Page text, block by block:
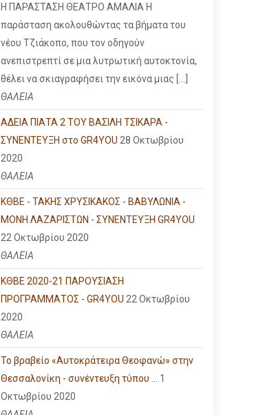
Η ΠΑΡΑΣΤΑΣΗ ΘΕΑΤΡΟ ΑΜΑΛΙΑ Η
παράσταση ακολουθώντας τα βήματα του
νέου Τζιάκοπο, που τον οδηγούν
ανεπιστρεπτί σε μια λυτρωτική αυτοκτονία,
θέλει να σκιαγραφήσει την εικόνα μιας […]
ΘΑΛΕΙΑ
ΑΔΕΙΑ ΠΙΑΤΑ 2 ΤΟΥ ΒΑΣΙΛΗ ΤΣΙΚΑΡΑ -
ΣΥΝΕΝΤΕΥΞΗ στο GR4YOU 28 Οκτωβρίου
2020
ΘΑΛΕΙΑ
ΚΘΒΕ - ΤΑΚΗΣ ΧΡΥΣΙΚΑΚΟΣ - ΒΑΒΥΛΩΝΙΑ -
ΜΟΝΗ ΛΑΖΑΡΙΣΤΩΝ - ΣΥΝΕΝΤΕΥΞΗ GR4YOU
22 Οκτωβρίου 2020
ΘΑΛΕΙΑ
ΚΘΒΕ 2020-21 ΠΑΡΟΥΣΙΑΣΗ
ΠΡΟΓΡΑΜΜΑΤΟΣ - GR4YOU 22 Οκτωβρίου
2020
ΘΑΛΕΙΑ
Το βραβείο «Αυτοκράτειρα Θεοφανώ» στην
Θεσσαλονίκη - συνέντευξη τύπου ...
1
Οκτωβρίου 2020